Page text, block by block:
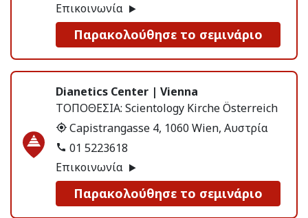
Επικοινωνία
Παρακολούθησε το σεμινάριο
Dianetics Center | Vienna
ΤΟΠΟΘΕΣΙΑ: Scientology Kirche Österreich
Capistrangasse 4, 1060 Wien, Αυστρία
01 5223618
Επικοινωνία
Παρακολούθησε το σεμινάριο